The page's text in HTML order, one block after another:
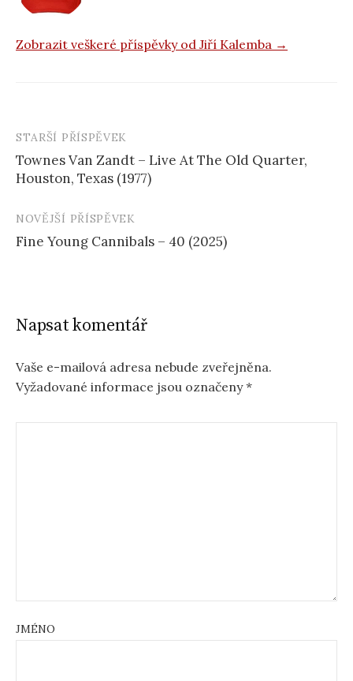
Zobrazit veškeré příspěvky od Jiří Kalemba →
Navigace
příspěvku
STARŠÍ PŘÍSPĚVEK
Townes Van Zandt – Live At The Old Quarter,
Houston, Texas (1977)
NOVĚJŠÍ PŘÍSPĚVEK
Fine Young Cannibals – 40 (2025)
Napsat komentář
Vaše e-mailová adresa nebude zveřejněna.
Vyžadované informace jsou označeny*
JMÉNO